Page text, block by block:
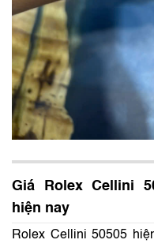
Giá Rolex Cellini
hiện nay
Rolex Cellini 50505